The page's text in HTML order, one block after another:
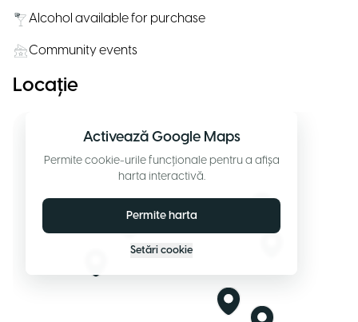
Alcohol available for purchase
Community events
Locație
Activează Google Maps
Permite cookie-urile funcționale pentru a afișa
harta interactivă.
Permite harta
Setări cookie